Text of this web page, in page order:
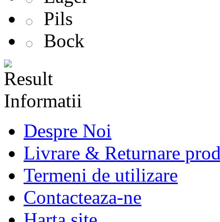
Pils
Bock
Informatii
Despre Noi
Livrare & Returnare
Termeni de utilizare
Contacteaza-ne